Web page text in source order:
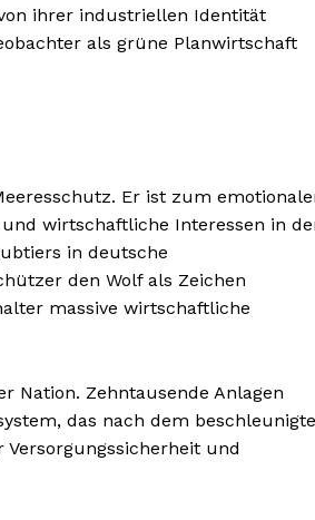
ihrer industriellen Identität
als grüne Planwirtschaft
Er ist zum
wirtschaftliche Interessen in
in deutsche
den Wolf als Zeichen
massive wirtschaftliche
Nation. Zehntausende Anlagen
das nach dem
und